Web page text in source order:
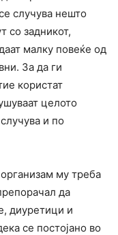
случува нешто
со задникот,
малку повеќе од
За да ги
користат
целото
и по
му треба
да
диуретици и
се постојано во